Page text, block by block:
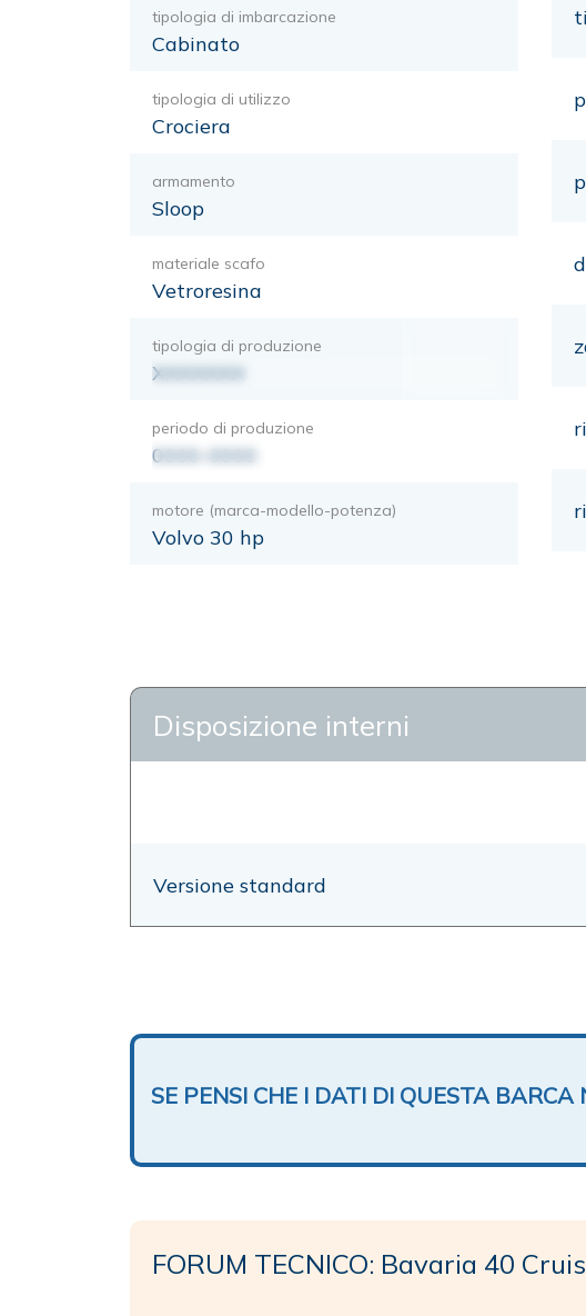
tipologia di imbarcazione
Cabinato
tipologia di utilizzo
Crociera
armamento
Sloop
materiale scafo
Vetroresina
tipologia di produzione
XXXXXXX
periodo di produzione
0000-0000
motore (marca-modello-potenza)
Volvo 30 hp
Disposizione interni
Versione standard
SE PENSI CHE I DATI DI QUESTA
FORUM TECNICO: Bavaria 40